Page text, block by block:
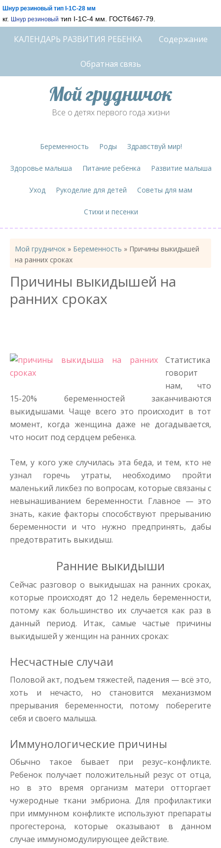
Шнур резиновый тип I-1С-28 мм
кг. Шнур резиновый тип I-1С-4 мм. ГОСТ6467-79.
КАЛЕНДАРЬ РАЗВИТИЯ РЕБЕНКА Содержание
Обратная связь
Мой грудничок
Все о детях первого года жизни
Беременность Роды Здравствуй мир!
Здоровье малыша Питание ребенка Развитие малыша
Уход Рукоделие для детей Советы для мам
Стихи и песенки
Мой грудничок » Беременность » Причины выкидышей
на ранних сроках
Причины выкидышей на
ранних сроках
Статистика
говорит
нам, что
15-20% беременностей заканчиваются
выкидышами. Чаще всего это происходит в тот
момент, когда женщина даже не догадывается,
что носит под сердцем ребенка.
Тем, у кого уже случилась эта беда, и тем, кто не
узнал горечь утраты, необходимо пройти
маленький ликбез по вопросам, которые связаны с
невынашиванием беременности. Главное — это
знать, какие факторы способствуют прерыванию
беременности и что нужно предпринять, дабы
предотвратить выкидыш.
Ранние выкидыши
Сейчас разговор о выкидышах на ранних сроках,
которые происходят до 12 недель беременности,
потому как большинство их случается как раз в
данный период. Итак, самые частые причины
выкидышей у женщин на ранних сроках:
Несчастные случаи
Половой акт, подъем тяжестей, падения — всё это,
хоть и нечасто, но становится механизмом
прерывания беременности, потому поберегите
себя и своего малыша.
Иммунологические причины
Обычно такое бывает при резус–конфликте.
Ребенок получает положительный резус от отца,
но в это время организм матери отторгает
чужеродные ткани эмбриона. Для профилактики
при иммунном конфликте используют препараты
прогестерона, которые оказывают в данном
случае иммуномодулирующее действие.